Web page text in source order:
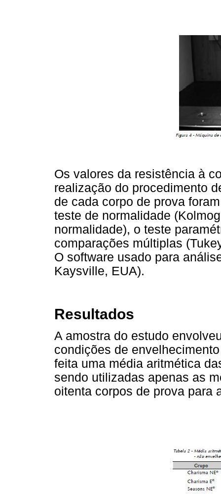
Os valores da resistência à
realização do procedimento
de cada corpo de prova
teste de normalidade
normalidade), o teste
comparações múltiplas
O software usado para
Kaysville, EUA).
Resultados
A amostra do estudo
condições de
feita uma média aritmética
sendo utilizadas apenas as
oitenta corpos de prova para